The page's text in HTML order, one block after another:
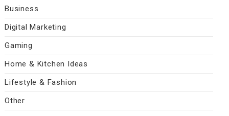
Business
Digital Marketing
Gaming
Home & Kitchen Ideas
Lifestyle & Fashion
Other